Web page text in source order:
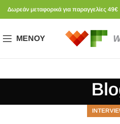
Δωρεάν μεταφορικά για παραγγελίες 49€
ΜΕΝΟΎ